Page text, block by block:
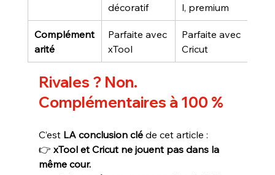
décoratif l, premium
Complément
arité
Parfaite avec
xTool
Parfaite avec
Cricut
Rivales ? Non.
Complémentaires à 100 %
C’est LA conclusion clé de cet article :
👉 xTool et Cricut ne jouent pas dans la
même cour.